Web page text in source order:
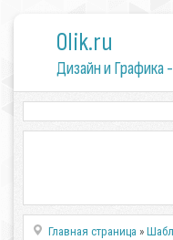
0lik.ru
Дизайн и Графика
Главная страница »